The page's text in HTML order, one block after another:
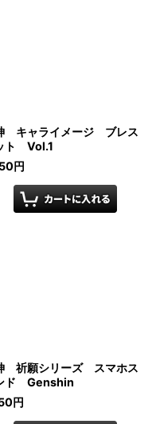
キャライメージ ブレス
ト Vol.1
円
祈願シリーズ スマホス
ド Genshin
円